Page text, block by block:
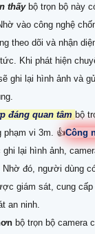
thấy bộ trọn bộ này
vào công nghệ
theo dõi và nhận
Khi phát hiện
ghi lại hình ảnh và
đáng quan tâm bộ
phạm vi 3m. 👍Công
lại hình ảnh,
đó, người dùng
giám sát, cung cấp
an ninh.
bộ trọn bộ camera